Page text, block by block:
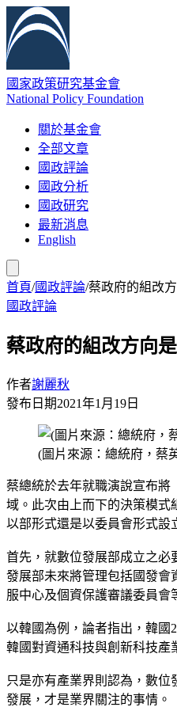
國家政策研究基金會
National Policy Foundation
關於基金會
全部文章
國政評論
國政分析
國政研究
最新消息
English
首頁/國政評論/蔡政府的組改
國政評論
蔡政府的組改方向
作者謝麗秋
發布日期2021年1月19日
(圖片來源：總統府，蔡
蔡總統於去年就職演說宣布將
域。此次由上而下的決策模式
以部形式還是以委員會形式設
首先，就數位發展部成立之必
發展部未來將管理包括國發會
服中心及個資保護審議委員會
以韓國為例，論者指出，韓國
韓國對資通科技與創新科技產
只是亦有產業界則認為，數
發展，才是業界關注的事情。